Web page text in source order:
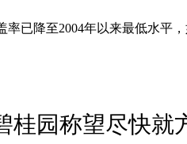
已降至2004年以来最低水平
桂园称望尽快就